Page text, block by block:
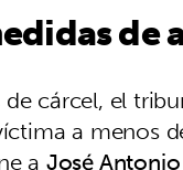
cárcel, el
a menos
a José